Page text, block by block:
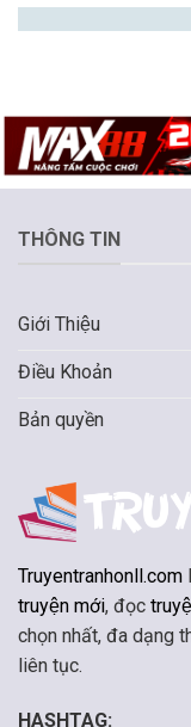
THÔNG TIN
Giới Thiệu
Điều Khoản
Bản quyền
Truyentranhonll.com
truyện mới, đọc
chọn nhất, đa dạng
liên tục.
HASHTAG: